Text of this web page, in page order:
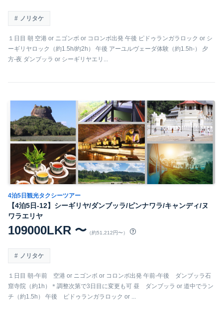
ノリタケ
１日目 朝 空港 or ニゴンボ or コロンボ出発 午後 ピドゥランガラロック or シ
ーギリヤロック（約1.5h/約2h） 午後 アーユルヴェーダ体験（約1.5h-） 夕
方-夜 ダンブッラ or シーギリヤエリ...
4泊5日観光タクシーツアー
【4泊5日-12】シーギリヤ/ダンブッラ/ピンナワラ/キャンディ/ヌ
ワラエリヤ
109000LKR 〜 （約51,212円〜）
ノリタケ
１日目 朝-午前 空港 or ニゴンボ or コロンボ出発 午前-午後 ダンブッラ石
窟寺院（約1h）＊調整次第で3日目に変更も可 昼 ダンブッラ or 道中でラン
チ（約1.5h） 午後 ピドゥランガラロック or ...